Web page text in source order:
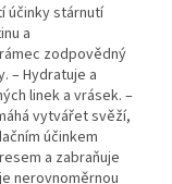
účinky stárnutí
a
zodpovědný
– Hydratuje a
linek a vrásek. –
vytvářet svěží,
účinkem
a zabraňuje
nerovnoměrnou